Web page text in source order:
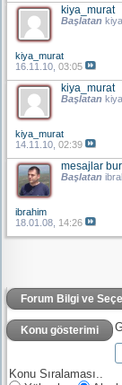
kiya_murat
Başlatan
kiya_murat
16.11.10, 03:05
kiya_murat
Başlatan
kiya_murat
14.11.10, 02:39
mesajlar
Başlatan
ibrahim
18.01.08, 14:26
Forum Bilgi ve
Konu gösterimi
Konu Sıralaması..